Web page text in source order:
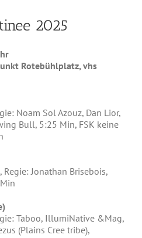
2025
Rotebühlplatz, vhs
Noam Sol Azouz, Dan Lior,
Bull, 5:25 Min, FSK keine
Jonathan Brisebois,
Taboo, IllumiNative &Mag,
(Plains Cree tribe),